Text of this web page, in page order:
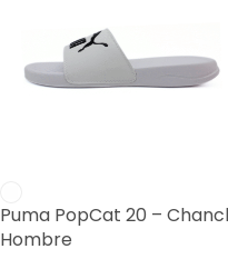
Puma PopCat 20 –
Hombre